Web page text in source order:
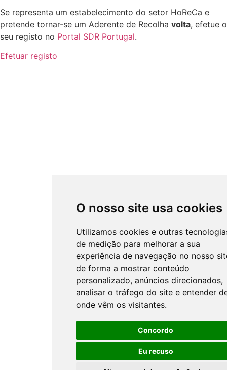
O nosso site usa cookies
Utilizamos cookies e outras
de medição para melhorar a sua
experiência de navegação no nosso
de forma a mostrar conteúdo
personalizado, anúncios direcionados,
analisar o tráfego do site e entender
onde vêm os visitantes.
Concordo
Eu recuso
Se representa um estabelecimento do setor HoReCa e
pretende tornar-se um Aderente de Recolha volta, efetue o
seu registo no Portal SDR Portugal.
Efetuar registo